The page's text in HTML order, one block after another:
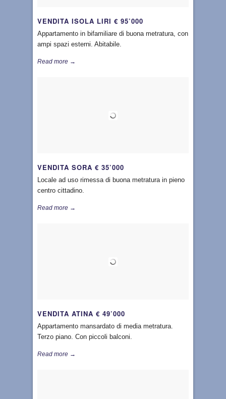
VENDITA ISOLA LIRI € 95’000
Appartamento in bifamiliare di buona metratura, con
ampi spazi esterni. Abitabile.
Read more →
VENDITA SORA € 35’000
Locale ad uso rimessa di buona metratura in pieno
centro cittadino.
Read more →
VENDITA ATINA € 49’000
Appartamento mansardato di media metratura.
Terzo piano. Con piccoli balconi.
Read more →